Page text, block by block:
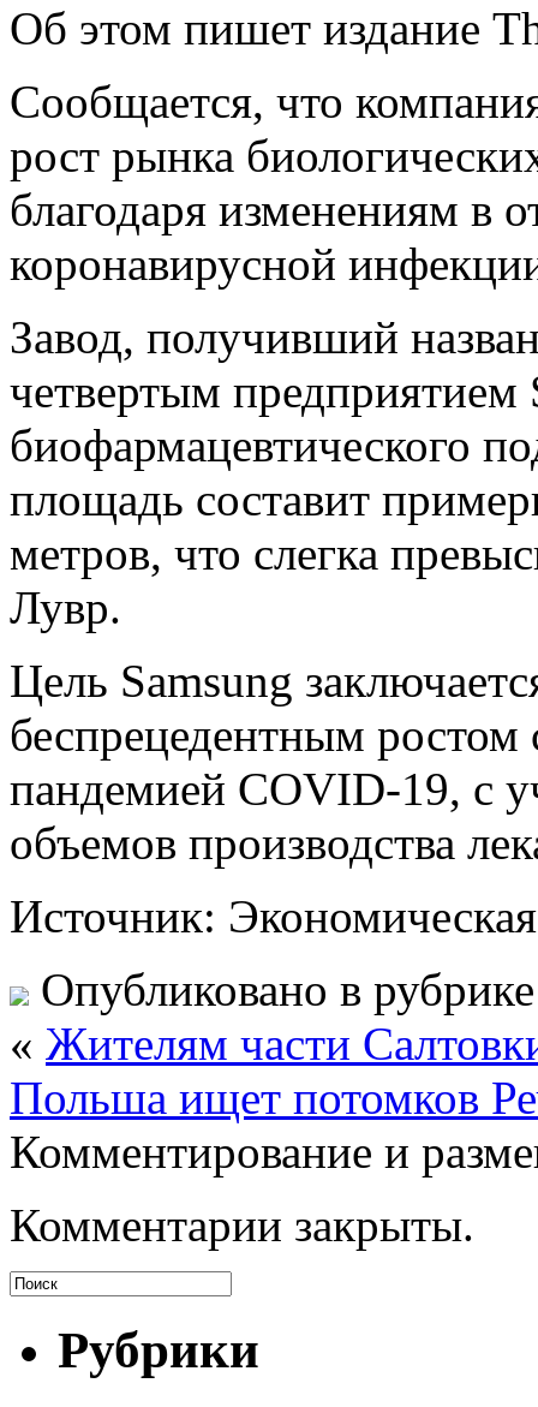
Об этом пишет издание
Сообщается, что
рост рынка
благодаря изменениям в
коронавирусной
Завод, получивший
четвертым
биофармацевтического
площадь составит
метров, что слегка
Лувр.
Цель Samsung
беспрецедентным
пандемией COVID-19, с
объемов производства
Источник:
Опубликовано в
« Жителям части
Польша ищет потомков
Комментирование и
Комментарии закрыты.
Рубрики